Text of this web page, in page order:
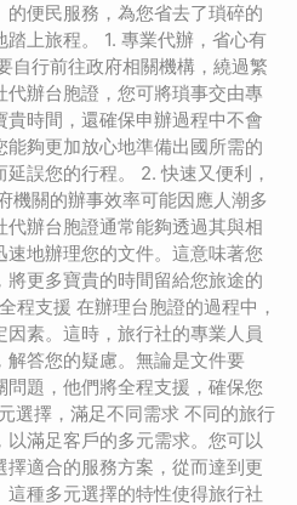
便民服務，為您省去了瑣碎的
上旅程。 1. 專業代辦，省心有
自行前往政府相關機構，繞過繁
辦台胞證，您可將瑣事交由專
時間，還確保申辦過程中不會
夠更加放心地準備出國所需的
誤您的行程。 2. 快速又便利，
機關的辦事效率可能因應人潮多
辦台胞證通常能夠透過其與相
地辦理您的文件。這意味著您
更多寶貴的時間留給您旅途的
程支援 在辦理台胞證的過程中，
素。這時，旅行社的專業人員
答您的疑慮。無論是文件要
題，他們將全程支援，確保您
選擇，滿足不同需求 不同的旅行
滿足客戶的多元需求。您可以
適合的服務方案，從而達到更
種多元選擇的特性使得旅行社